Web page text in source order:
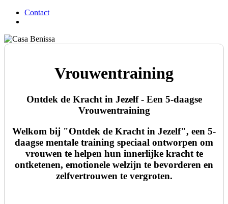
Contact
Vrouwentraining
Ontdek de Kracht in Jezelf - Een 5-daagse
Vrouwentraining
Welkom bij "Ontdek de Kracht in Jezelf", een 5-
daagse mentale training speciaal ontworpen om
vrouwen te helpen hun innerlijke kracht te
ontketenen, emotionele welzijn te bevorderen en
zelfvertrouwen te vergroten.